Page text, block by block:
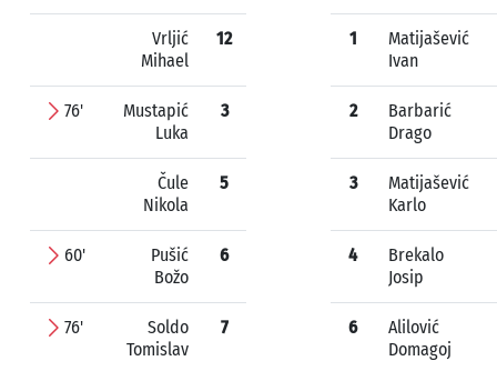
Vrljić
Mihael
12
76'
Mustapić
Luka
3
Čule
Nikola
5
60'
Pušić
Božo
6
76'
Soldo
Tomislav
7
1
Matijašević
Ivan
2
Barbarić
Drago
3
Matijašević
Karlo
4
Brekalo
Josip
6
Alilović
Domagoj